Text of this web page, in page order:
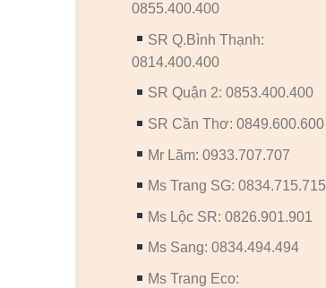
0855.400.400
SR Q.Bình Thạnh:
0814.400.400
SR Quận 2: 0853.400.400
SR Cần Thơ: 0849.600.600
Mr Lãm: 0933.707.707
Ms Trang SG: 0834.715.715
Ms Lộc SR: 0826.901.901
Ms Sang: 0834.494.494
Ms Trang Eco: